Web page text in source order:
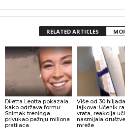
RELATED ARTICLES
Diletta Leotta pokazala
kako održava formu:
Snimak treninga
privukao pažnju miliona
pratilaca
Više od 30 hiljada
lajkova: Učenik
vrata, reakcija
nasmijala
mreže